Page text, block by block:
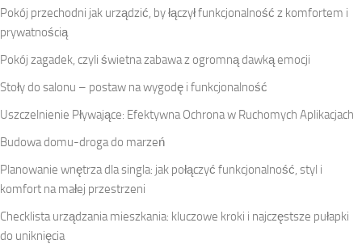
Pokój przechodni jak urządzić, by łączył funkcjonalność z komfortem i
prywatnością
Pokój zagadek, czyli świetna zabawa z ogromną dawką emocji
Stoły do salonu – postaw na wygodę i funkcjonalność
Uszczelnienie Pływające: Efektywna Ochrona w Ruchomych Aplikacjach
Budowa domu-droga do marzeń
Planowanie wnętrza dla singla: jak połączyć funkcjonalność, styl i
komfort na małej przestrzeni
Checklista urządzania mieszkania: kluczowe kroki i najczęstsze pułapki
do uniknięcia